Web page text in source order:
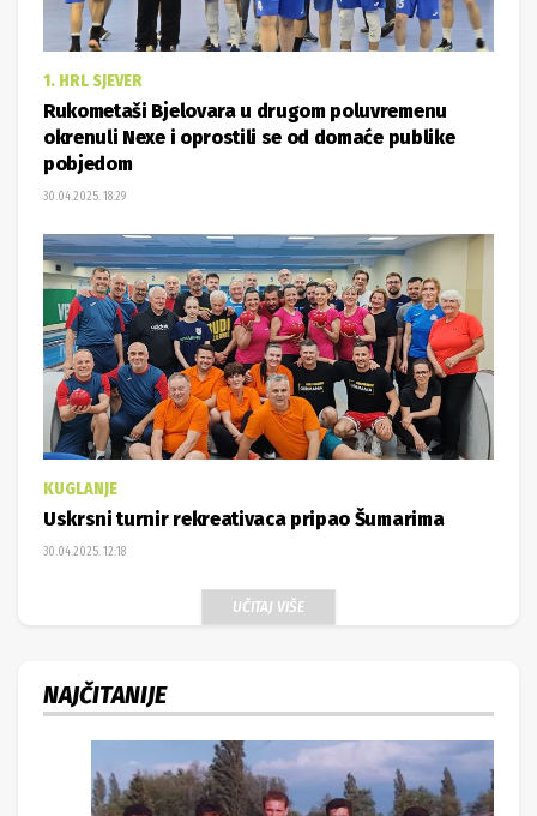
1. HRL SJEVER
Rukometaši Bjelovara u drugom poluvremenu
okrenuli Nexe i oprostili se od domaće publike
pobjedom
30.04.2025. 18:29
KUGLANJE
Uskrsni turnir rekreativaca pripao Šumarima
30.04.2025. 12:18
UČITAJ VIŠE
NAJČITANIJE